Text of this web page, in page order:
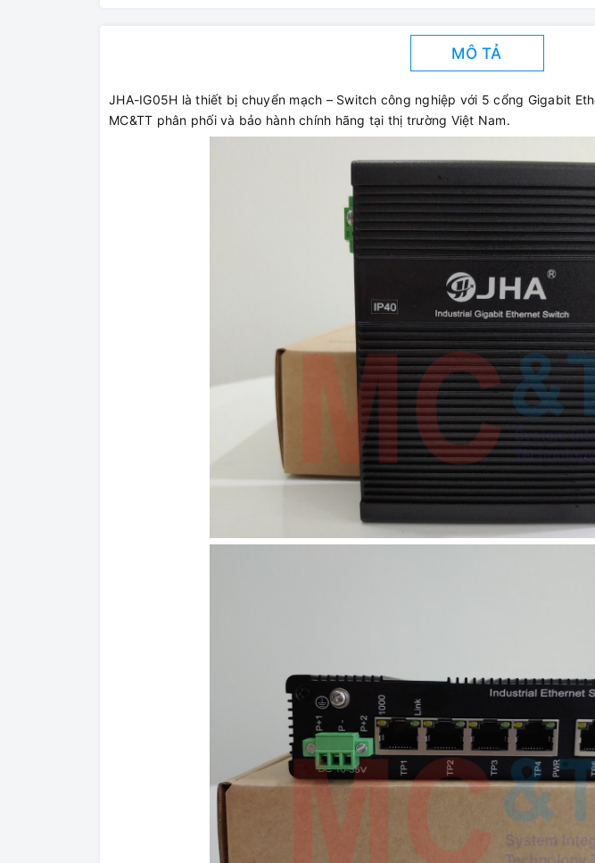
MÔ TẢ
JHA-IG05H là thiết bị chuyển mạch – Switch công nghiệp với 5 cổng Gigabit
MC&TT phân phối và bảo hành chính hãng tại thị trường Việt Nam.